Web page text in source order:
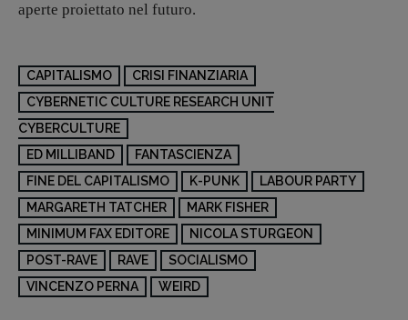
aperte proiettato nel futuro.
CAPITALISMO
CRISI FINANZIARIA
CYBERNETIC CULTURE RESEARCH UNIT
CYBERCULTURE
ED MILLIBAND
FANTASCIENZA
FINE DEL CAPITALISMO
K-PUNK
LABOUR PARTY
MARGARETH TATCHER
MARK FISHER
MINIMUM FAX EDITORE
NICOLA STURGEON
POST-RAVE
RAVE
SOCIALISMO
VINCENZO PERNA
WEIRD